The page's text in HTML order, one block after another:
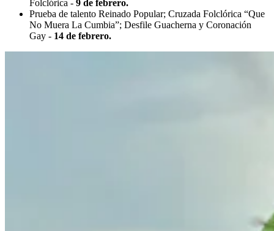
Folclórica - 9 de febrero.
Prueba de talento Reinado Popular; Cruzada Folclórica “Que
No Muera La Cumbia”; Desfile Guacherna y Coronación
Gay - 14 de febrero.